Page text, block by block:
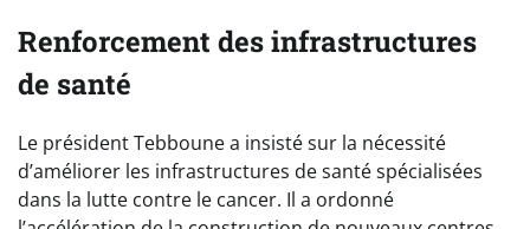
Renforcement des infrastructures
de santé
Le président Tebboune a insisté sur la nécessité
d’améliorer les infrastructures de santé spécialisées
dans la lutte contre le cancer. Il a ordonné